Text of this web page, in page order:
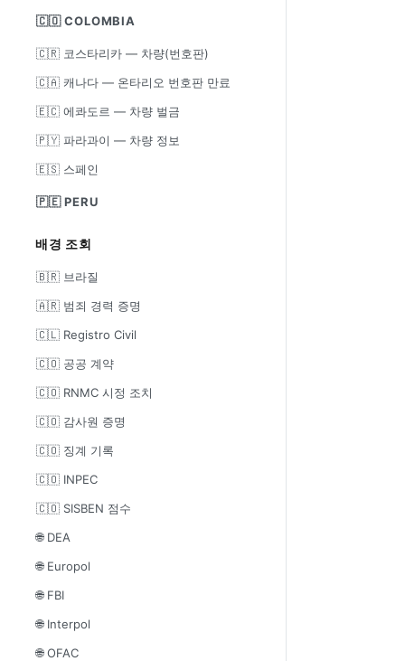
🇨🇴 COLOMBIA
🇨🇷 코스타리카 — 차량(번호판)
🇨🇦 캐나다 — 온타리오 번호판 만료
🇪🇨 에콰도르 — 차량 벌금
🇵🇾 파라과이 — 차량 정보
🇪🇸 스페인
🇵🇪 PERU
배경 조회
🇧🇷 브라질
🇦🇷 범죄 경력 증명
🇨🇱 Registro Civil
🇨🇴 공공 계약
🇨🇴 RNMC 시정 조치
🇨🇴 감사원 증명
🇨🇴 징계 기록
🇨🇴 INPEC
🇨🇴 SISBEN 점수
🌐 DEA
🌐 Europol
🌐 FBI
🌐 Interpol
🌐 OFAC